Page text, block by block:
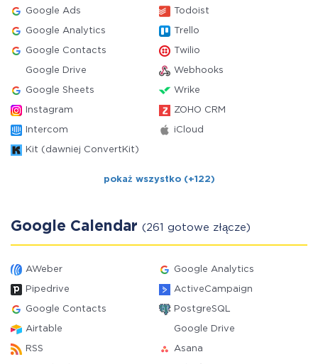
Google Ads Todoist
Google Analytics Trello
Google Contacts Twilio
Google Drive Webhooks
Google Sheets Wrike
Instagram ZOHO CRM
Intercom iCloud
Kit (dawniej ConvertKit)
pokaż wszystko (+122)
Google Calendar (261 gotowe złącze)
AWeber Google Analytics
Pipedrive ActiveCampaign
Google Contacts PostgreSQL
Airtable Google Drive
RSS Asana